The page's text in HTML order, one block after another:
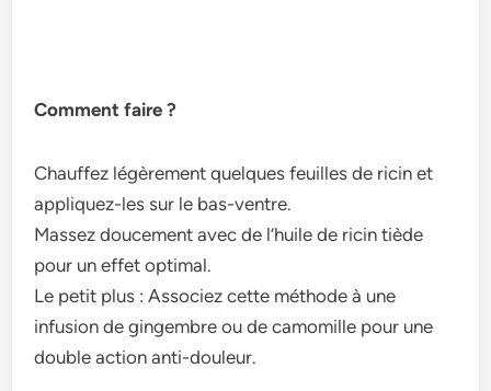
Comment faire ?
Chauffez légèrement quelques feuilles de ricin et
appliquez-les sur le bas-ventre.
Massez doucement avec de l’huile de ricin tiède
pour un effet optimal.
Le petit plus : Associez cette méthode à une
infusion de gingembre ou de camomille pour une
double action anti-douleur.